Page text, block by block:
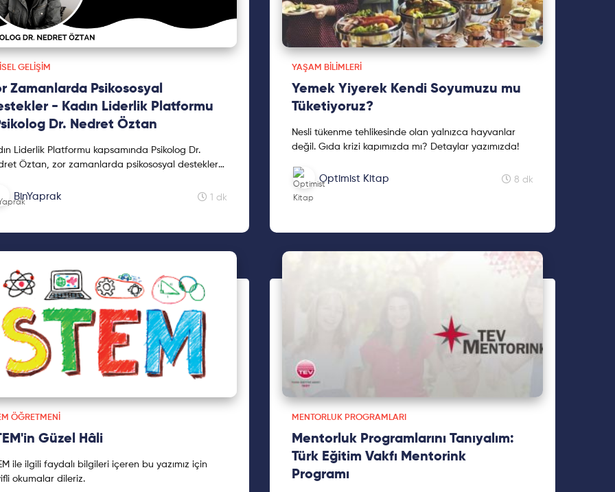
GELIŞIM
Zamanlarda Psikososyal
- Kadın Liderlik Platformu
Dr. Nedret Öztan
Liderlik Platformu kapsamında Psikolog Dr.
Öztan, zor zamanlarda psikososyal destekler
BinYaprak 1 dk
YAŞAM BILIMLERI
Yemek Yiyerek Kendi Soyumuzu mu
Tüketiyoruz?
Nesli tükenme tehlikesinde olan yalnızca hayvanlar
değil. Gıda krizi kapımızda mı? Detaylar yazımızda!
Optimist Kitap 8 dk
ÖĞRETMENI
Güzel Hâli
ile ilgili faydalı bilgileri içeren bu yazımız için
okumalar dileriz.
MENTORLUK PROGRAMLARI
Mentorluk Programlarını Tanıyalım:
Türk Eğitim Vakfı Mentorink
Programı